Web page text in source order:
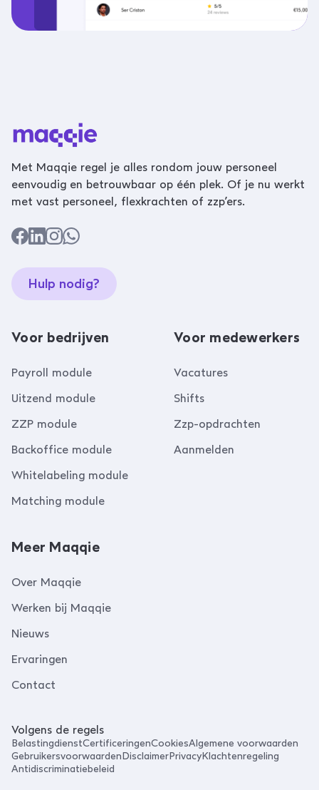
Met Maqqie regel je alles rondom jouw personeel
eenvoudig en betrouwbaar op één plek. Of je nu werkt
met vast personeel, flexkrachten of zzp’ers.
Hulp nodig?
Voor bedrijven
Payroll module
Uitzend module
ZZP module
Backoffice module
Whitelabeling module
Matching module
Voor medewerkers
Vacatures
Shifts
Zzp-opdrachten
Aanmelden
Meer Maqqie
Over Maqqie
Werken bij Maqqie
Nieuws
Ervaringen
Contact
Volgens de regels
BelastingdienstCertificeringenCookiesAlgemene voorwaarden
GebruikersvoorwaardenDisclaimerPrivacyKlachtenregeling
Antidiscriminatiebeleid